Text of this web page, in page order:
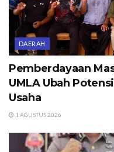
DAERAH
Pemberdayaan
UMLA Ubah
Usaha
1 AGUSTUS 2026